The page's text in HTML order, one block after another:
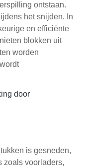
ontstaan.
het snijden. In
en efficiënte
blokken uit
worden
door
is gesneden,
zoals voorladers,